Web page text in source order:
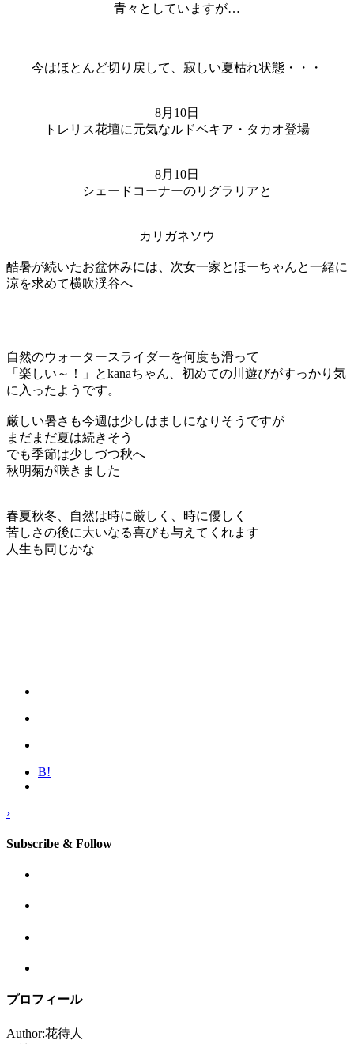
青々としていますが…
今はほとんど切り戻して、寂しい夏枯れ状態・・・
8月10日
トレリス花壇に元気なルドベキア・タカオ登場
8月10日
シェードコーナーのリグラリアと
カリガネソウ
酷暑が続いたお盆休みには、次女一家とほーちゃんと一緒に
涼を求めて横吹渓谷へ
自然のウォータースライダーを何度も滑って
「楽しい～！」とkanaちゃん、初めての川遊びがすっかり気
に入ったようです。
厳しい暑さも今週は少しはましになりそうですが
まだまだ夏は続きそう
でも季節は少しづつ秋へ
秋明菊が咲きました
春夏秋冬、自然は時に厳しく、時に優しく
苦しさの後に大いなる喜びも与えてくれます
人生も同じかな
B!
›
Subscribe & Follow
プロフィール
Author:花待人